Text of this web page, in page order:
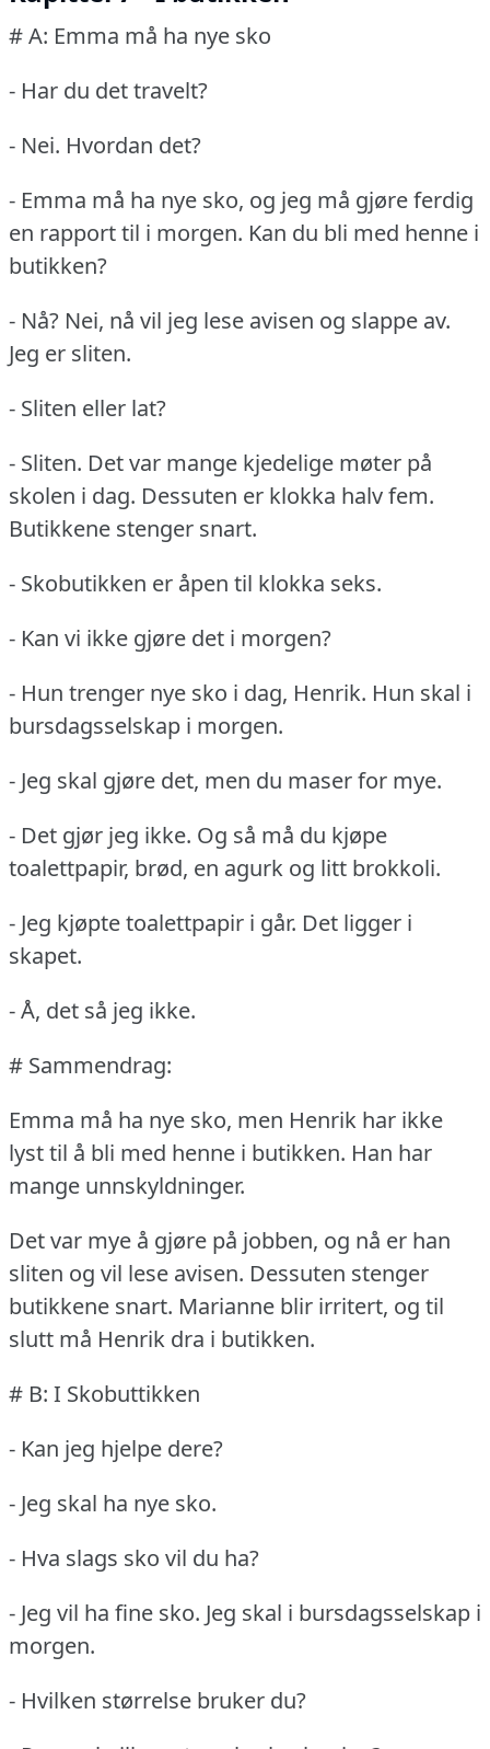
# A: Emma må ha nye sko
- Har du det travelt?
- Nei. Hvordan det?
- Emma må ha nye sko, og jeg må gjøre ferdig
en rapport til i morgen. Kan du bli med henne i
butikken?
- Nå? Nei, nå vil jeg lese avisen og slappe av.
Jeg er sliten.
- Sliten eller lat?
- Sliten. Det var mange kjedelige møter på
skolen i dag. Dessuten er klokka halv fem.
Butikkene stenger snart.
- Skobutikken er åpen til klokka seks.
- Kan vi ikke gjøre det i morgen?
- Hun trenger nye sko i dag, Henrik. Hun skal i
bursdagsselskap i morgen.
- Jeg skal gjøre det, men du maser for mye.
- Det gjør jeg ikke. Og så må du kjøpe
toalettpapir, brød, en agurk og litt brokkoli.
- Jeg kjøpte toalettpapir i går. Det ligger i
skapet.
- Å, det så jeg ikke.
# Sammendrag:
Emma må ha nye sko, men Henrik har ikke
lyst til å bli med henne i butikken. Han har
mange unnskyldninger.
Det var mye å gjøre på jobben, og nå er han
sliten og vil lese avisen. Dessuten stenger
butikkene snart. Marianne blir irritert, og til
slutt må Henrik dra i butikken.
# B: I Skobuttikken
- Kan jeg hjelpe dere?
- Jeg skal ha nye sko.
- Hva slags sko vil du ha?
- Jeg vil ha fine sko. Jeg skal i bursdagsselskap i
morgen.
- Hvilken størrelse bruker du?